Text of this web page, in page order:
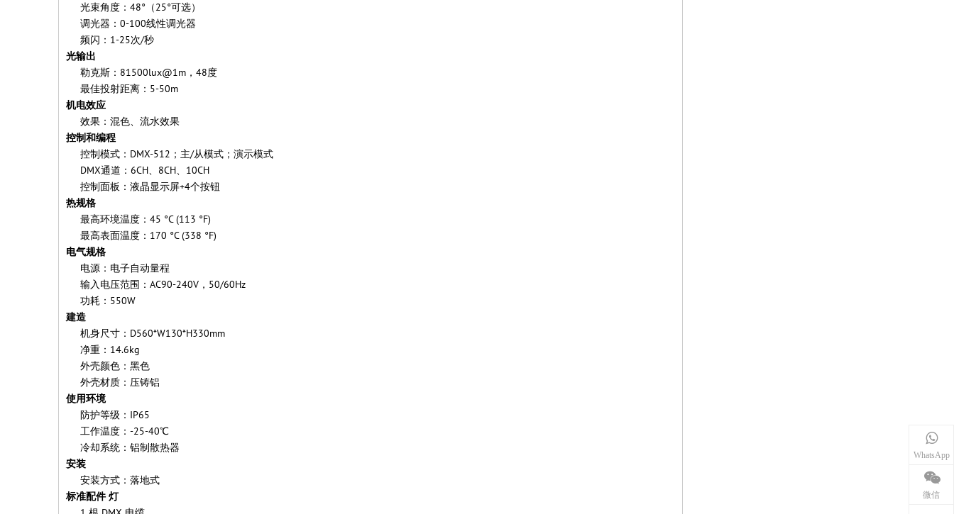
光束角度：48°（25°可选）
调光器：0-100线性调光器
频闪：1-25次/秒
光输出
勒克斯：81500lux@1m，48度
最佳投射距离：5-50m
机电效应
效果：混色、流水效果
控制和编程
控制模式：DMX-512；主/从模式；演示模式
DMX通道：6CH、8CH、10CH
控制面板：液晶显示屏+4个按钮
热规格
最高环境温度：45 °C (113 °F)
最高表面温度：170 °C (338 °F)
电气规格
电源：电子自动量程
输入电压范围：AC90-240V，50/60Hz
功耗：550W
建造
机身尺寸：D560*W130*H330mm
净重：14.6kg
外壳颜色：黑色
外壳材质：压铸铝
使用环境
防护等级：IP65
工作温度：-25-40℃
冷却系统：铝制散热器
安装
安装方式：落地式
标准配件 灯
WhatsApp
微信